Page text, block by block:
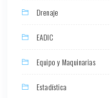
Drenaje
EADIC
Equipo y Maquinarias
Estadística